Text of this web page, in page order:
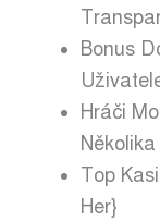
Bonus
Hráči
Top
Her}